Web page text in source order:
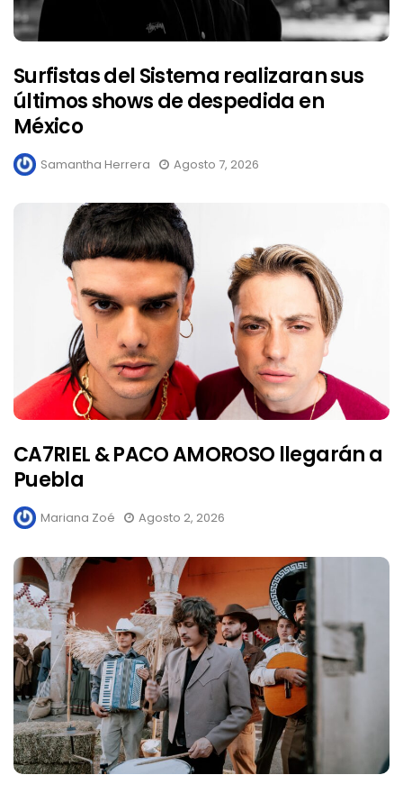
Surfistas del Sistema realizaran sus
últimos shows de despedida en
México
Samantha Herrera Agosto 7, 2026
CA7RIEL & PACO AMOROSO llegarán a
Puebla
Mariana Zoé Agosto 2, 2026